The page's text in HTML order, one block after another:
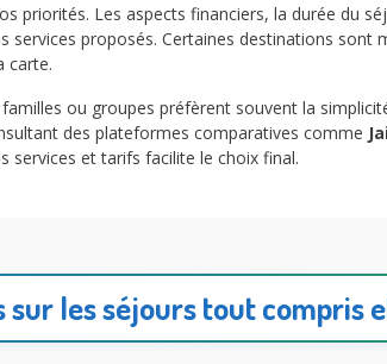
priorités. Les aspects financiers, la durée du
proposés. Certaines destinations sont
carte.
ou groupes préfèrent souvent la
des plateformes comparatives comme
services et tarifs facilite le choix final.
sur les séjours tout compris